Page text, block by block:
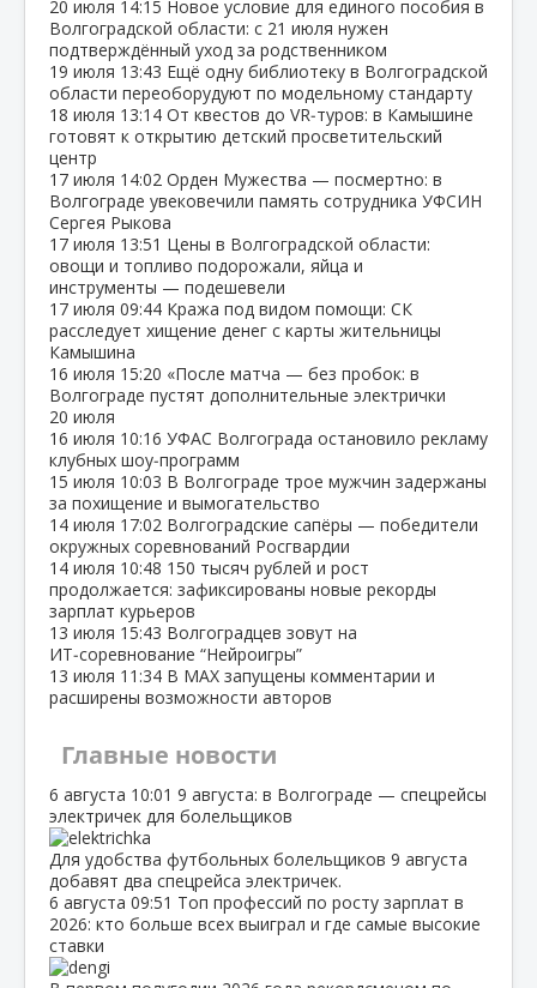
20 июля 14:15 Новое условие для единого пособия в
Волгоградской области: с 21 июля нужен
подтверждённый уход за родственником
19 июля 13:43 Ещё одну библиотеку в Волгоградской
области переоборудуют по модельному стандарту
18 июля 13:14 От квестов до VR‑туров: в Камышине
готовят к открытию детский просветительский
центр
17 июля 14:02 Орден Мужества — посмертно: в
Волгограде увековечили память сотрудника УФСИН
Сергея Рыкова
17 июля 13:51 Цены в Волгоградской области:
овощи и топливо подорожали, яйца и
инструменты — подешевели
17 июля 09:44 Кража под видом помощи: СК
расследует хищение денег с карты жительницы
Камышина
16 июля 15:20 «После матча — без пробок: в
Волгограде пустят дополнительные электрички
20 июля
16 июля 10:16 УФАС Волгограда остановило рекламу
клубных шоу‑программ
15 июля 10:03 В Волгограде трое мужчин задержаны
за похищение и вымогательство
14 июля 17:02 Волгоградские сапёры — победители
окружных соревнований Росгвардии
14 июля 10:48 150 тысяч рублей и рост
продолжается: зафиксированы новые рекорды
зарплат курьеров
13 июля 15:43 Волгоградцев зовут на
ИТ‑соревнование “Нейроигры”
13 июля 11:34 В МАХ запущены комментарии и
расширены возможности авторов
Главные новости
6 августа 10:01 9 августа: в Волгограде — спецрейсы
электричек для болельщиков
Для удобства футбольных болельщиков 9 августа
добавят два спецрейса электричек.
6 августа 09:51 Топ профессий по росту зарплат в
2026: кто больше всех выиграл и где самые высокие
ставки